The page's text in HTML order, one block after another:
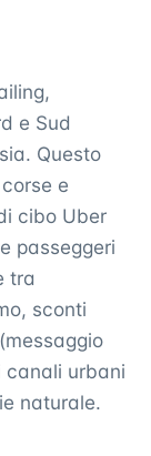
e Sud
Questo
e
cibo Uber
passeggeri
tra
sconti
canali urbani
naturale.